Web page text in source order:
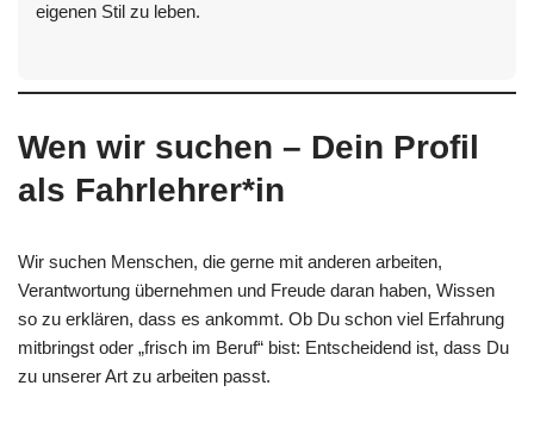
eigenen Stil zu leben.
Wen wir suchen – Dein Profil
als Fahrlehrer*in
Wir suchen Menschen, die gerne mit anderen arbeiten,
Verantwortung übernehmen und Freude daran haben, Wissen
so zu erklären, dass es ankommt. Ob Du schon viel Erfahrung
mitbringst oder „frisch im Beruf“ bist: Entscheidend ist, dass Du
zu unserer Art zu arbeiten passt.